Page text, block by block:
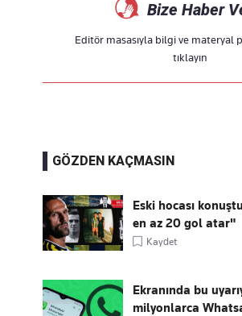
Bize Haber
Editör masasıyla bilgi ve materyal
tıklayın
GÖZDEN KAÇMASIN
Eski hocası
en az 20 gol atar"
Kaydet
Ekranında bu
milyonlarca